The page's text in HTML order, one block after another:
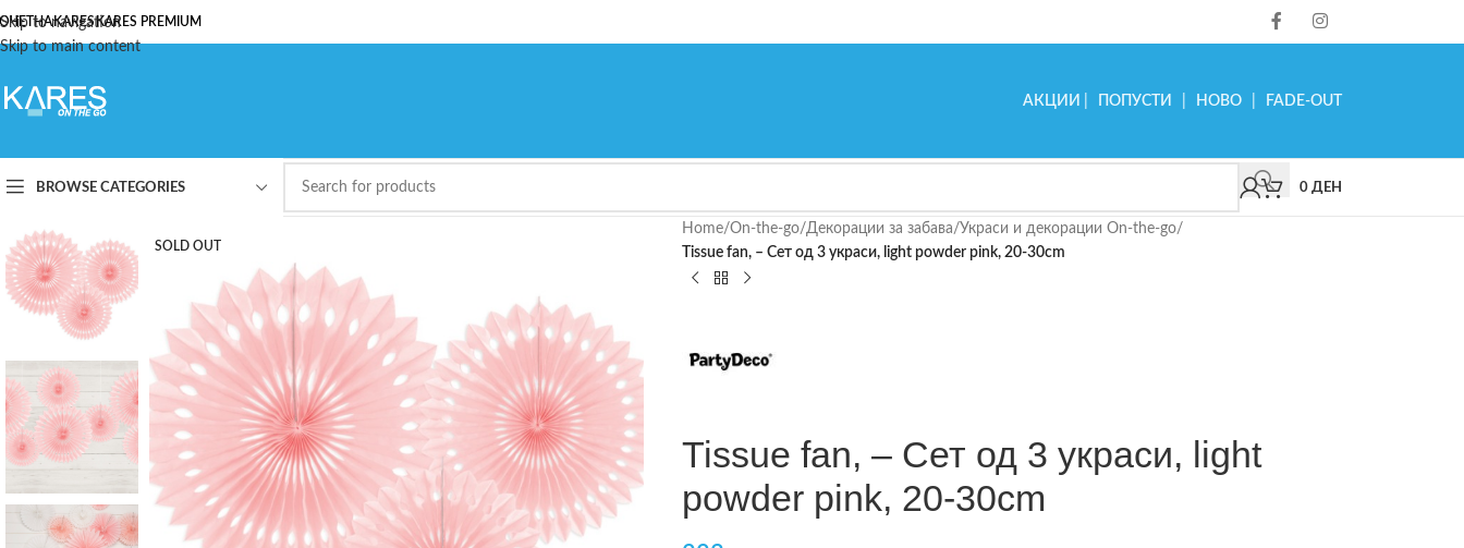
Skip to navigation
Skip to main content
KARESKARES PREMIUM
АКЦИИ ПОПУСТИ НОВО FADE-OUT
BROWSE CATEGORIES 0 ДЕН
SOLD OUT
Home/On-the-go/Декорации за забава/Украси и декорации On-the-go/
Tissue fan, – Сет од 3 украси, light powder pink, 20-30cm
Tissue fan, – Сет од 3 украси, light
powder pink, 20-30cm